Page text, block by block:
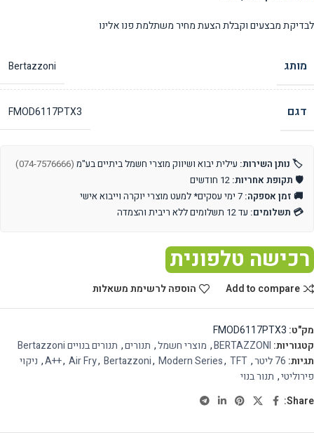
לבדיקת מבצעים וקבלת הצעת מחיר משתלמת פנו אלינו
מותג Bertazzoni
דגם FMOD6117PTX3
🏷️ נותן השירות: עילית יבוא ושיווק מוצרי חשמל ביתיים בע"מ (074-7576666)
🛡️ תקופת אחריות:
🚚 זמן אספקה:
💳 תשלומים: עד 12 תשלומים ללא ריבית והצמדה
רכישה טלפונית
Add to compare הוספה לרשימת משאלות
מק"ט: FMOD6117PTX3
קטגוריות: BERTAZZONI
, מוצרי חשמל, תנורים, תנורים בנויים Bertazzoni
תגיות: 76 ליטר ,
A++, Air Fry, Bertazzoni, Modern Series, TFT
, ניקוי
פירוליטי, תנור בנוי
Share: